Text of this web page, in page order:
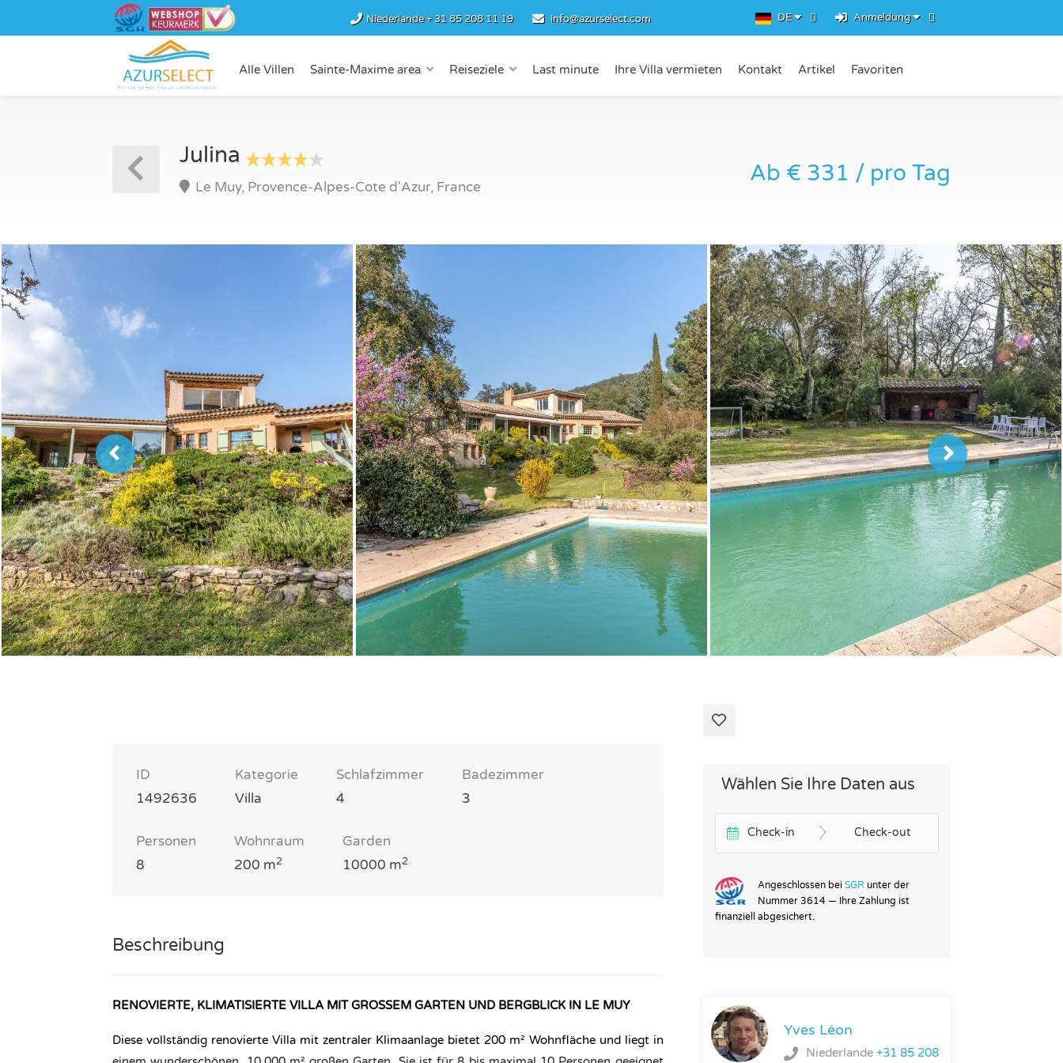
Niederlande+ 31 85 208 11 19 info@azurselect.com DE Anmeldung
Alle Villen Sainte-Maxime area Reiseziele Last minute Ihre Villa vermieten Kontakt Artikel Favoriten
Julina
Le Muy, Provence-Alpes-Cote d'Azur, France
Ab € 331 / pro Tag
ID
1492636
Kategorie
Villa
Schlafzimmer
4
Badezimmer
3
Personen
8
Wohnraum
200 m2
Garden
10000 m2
Beschreibung
RENOVIERTE, KLIMATISIERTE VILLA MIT GROSSEM GARTEN UND BERGBLICK IN LE MUY
Diese vollständig renovierte Villa mit zentraler Klimaanlage bietet 200 m² Wohnfläche und liegt in
Wählen Sie Ihre Daten aus
Check-in Check-out
Angeschlossen bei SGR unter der
Nummer 3614 — Ihre Zahlung ist
finanziell abgesichert.
Yves Léon
Niederlande +31 85 208